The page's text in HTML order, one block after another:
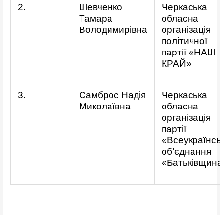
2.
Шевченко
Тамара
Володимирівна
Черкаська
обласна
організація
політичної
партії «НАШ
КРАЙ»
3.
Самброс Надія
Миколаївна
Черкаська
обласна
організація
партії
об’єднання